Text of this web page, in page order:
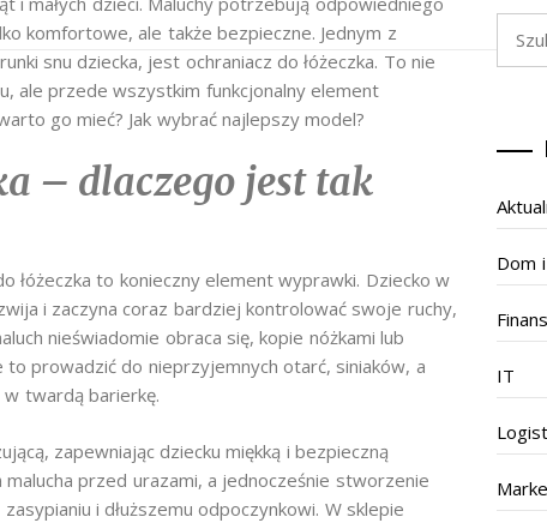
komfortowe, ale także bezpieczne. Jednym z
snu dziecka, jest ochraniacz do łóżeczka. To nie
ale przede wszystkim funkcjonalny element
go mieć? Jak wybrać najlepszy model?
– dlaczego jest tak
łóżeczka to konieczny element wyprawki. Dziecko w
i zaczyna coraz bardziej kontrolować swoje ruchy,
nieświadomie obraca się, kopie nóżkami lub
to prowadzić do nieprzyjemnych otarć, siniaków, a
twardą barierkę.
zapewniając dziecku miękką i bezpieczną
przed urazami, a jednocześnie stworzenie
i dłuższemu odpoczynkowi. W sklepie
Dom
IT